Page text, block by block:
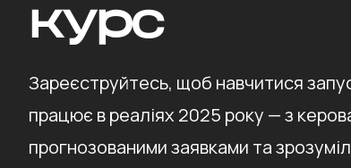
курс
Зареєструйтесь, щоб навчитися
працює в реаліях 2025 року — з
прогнозованими заявками та